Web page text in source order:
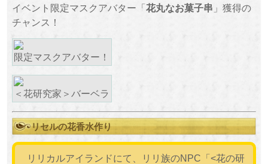
イベント限定マスクアバター「 花丸なお菓子串 」獲得の
チャンス！
限定マスクアバター！
＜花研究家＞バーベラ
リセルの花香水作り
リリカルアイランドにて、リリ族のNPC「<花の研